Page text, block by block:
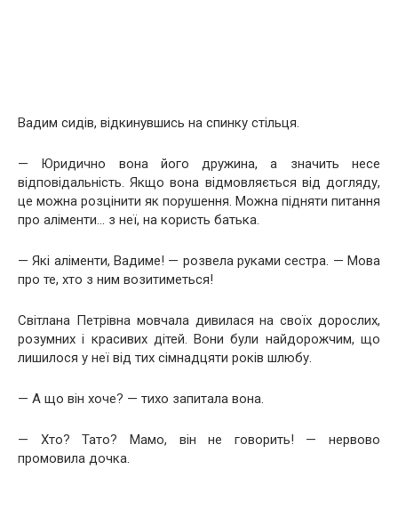
Вадим сидів, відкинувшись на спинку стільця.
— Юридично вона його дружина, а значить несе
відповідальність. Якщо вона відмовляється від догляду,
це можна розцінити як порушення. Можна підняти питання
про аліменти… з неї, на користь батька.
— Які аліменти, Вадиме! — розвела руками сестра. — Мова
про те, хто з ним возитиметься!
Світлана Петрівна мовчала дивилася на своїх дорослих,
розумних і красивих дітей. Вони були найдорожчим, що
лишилося у неї від тих сімнадцяти років шлюбу.
— А що він хоче? — тихо запитала вона.
— Хто? Тато? Мамо, він не говорить! — нервово
промовила дочка.